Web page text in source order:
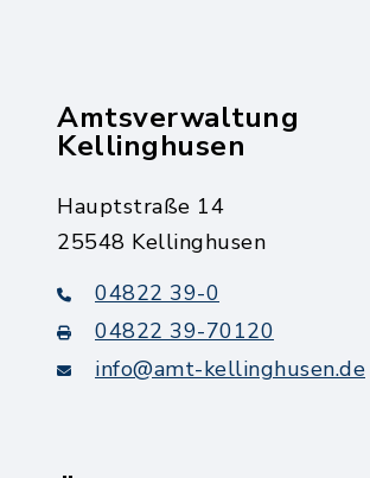
Amtsverwaltung
Kellinghusen
Hauptstraße 14
25548 Kellinghusen
04822 39-0
04822 39-70120
info@amt-kellinghusen.de